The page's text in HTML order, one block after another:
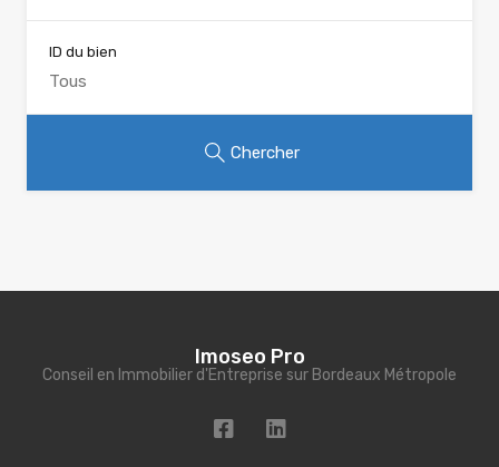
ID du bien
Chercher
Imoseo Pro
Conseil en Immobilier d'Entreprise sur Bordeaux Métropole